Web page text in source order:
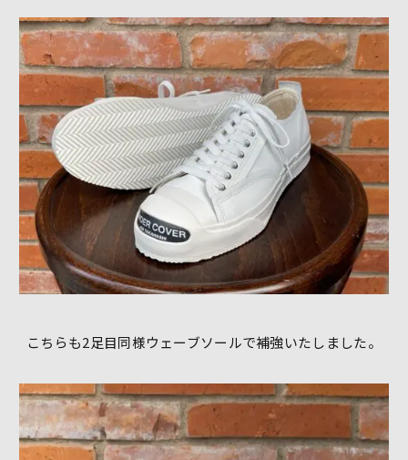
こちらも2足目同様ウェーブソールで補強いたしました。